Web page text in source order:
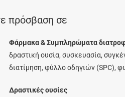
πρόσβαση σε
Φάρμακα & Συμπληρώματα
δραστική ουσία, συσκευασία,
διατίμηση, φύλλο οδηγιών (SPC),
Δραστικές ουσίες